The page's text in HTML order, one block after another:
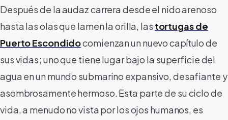
Después de la audaz carrera desde el nido arenoso
hasta las olas que lamen la orilla, las tortugas de
Puerto Escondidocomienzan un nuevo capítulo de
sus vidas; uno que tiene lugar bajo la superficie del
agua en un mundo submarino expansivo, desafiante y
asombrosamente hermoso. Esta parte de su ciclo de
vida, a menudo no vista por los ojos humanos, es